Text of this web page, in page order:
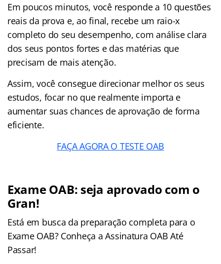
Em poucos minutos, você responde a 10 questões
reais da prova e, ao final, recebe um raio-x
completo do seu desempenho, com análise clara
dos seus pontos fortes e das matérias que
precisam de mais atenção.
Assim, você consegue direcionar melhor os seus
estudos, focar no que realmente importa e
aumentar suas chances de aprovação de forma
eficiente.
FAÇA AGORA O TESTE OAB
Exame OAB: seja aprovado com o
Gran!
Está em busca da preparação completa para o
Exame OAB? Conheça a Assinatura OAB Até
Passar!